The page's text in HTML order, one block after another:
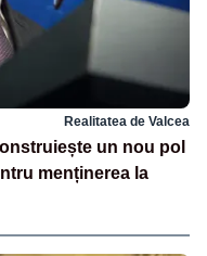
Realitatea de Valcea
un nou pol
menținerea la